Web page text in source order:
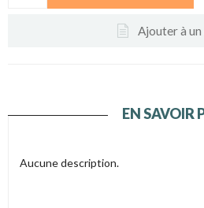
Ajouter à un
EN SAVOIR
Aucune description.